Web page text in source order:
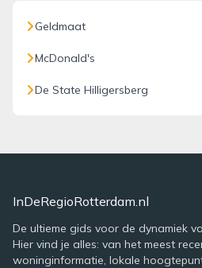
Geldmaat
McDonald's
De State Hilligersberg
InDeRegioRotterdam.nl
De ultieme gids voor de dynamiek
Hier vind je alles: van het meest
woninginformatie, lokale